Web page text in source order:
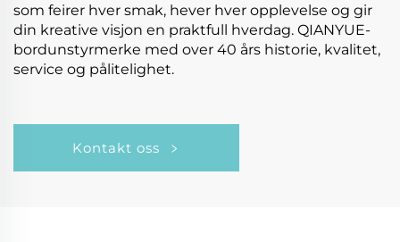
som feirer hver smak, hever hver opplevelse og gir
din kreative visjon en praktfull hverdag. QIANYUE-
bordunstyrmerke med over 40 års historie, kvalitet,
service og pålitelighet.
Kontakt oss